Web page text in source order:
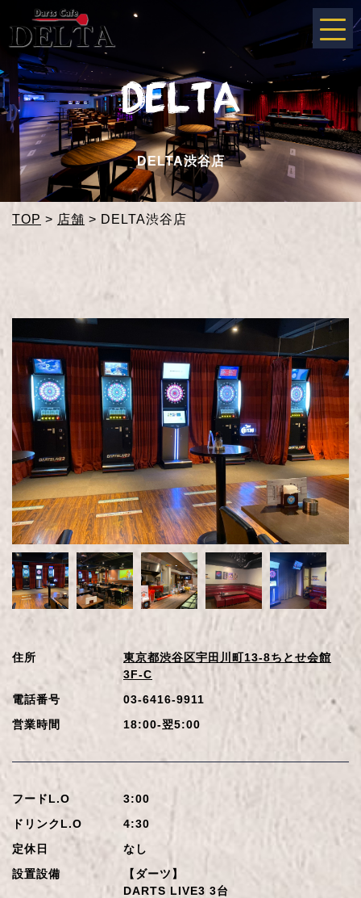
DELTA渋谷店
TOP > 店舗 > DELTA渋谷店
住所
東京都渋谷区宇田川町13-8ちとせ会館
3F-C
電話番号
03-6416-9911
営業時間
18:00-翌5:00
フードL.O
3:00
ドリンクL.O
4:30
定休日
なし
設置設備
【ダーツ】
DARTS LIVE3 3台